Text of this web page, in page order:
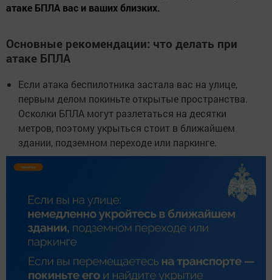
атаке БПЛА вас и ваших близких.
Основные рекомендации: что делать при
атаке БПЛА
Если атака беспилотника застала вас на улице,
первым делом покиньте открытые пространства.
Осколки БПЛА могут разлетаться на десятки
метров, поэтому укрыться стоит в ближайшем
здании, подземном переходе или паркинге.